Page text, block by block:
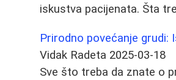
iskustva pacijenata. Šta
Prirodno povećanje grudi:
Vidak Radeta 2025-03-18
Sve što treba da znate o